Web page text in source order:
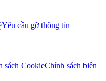
Yêu cầu gỡ thông tin
sách CookieChính sách biên